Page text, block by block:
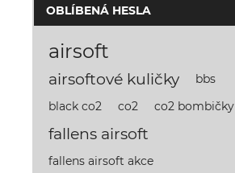
OBLÍBENÁ HESLA
airsoft
airsoftové kuličky bbs
black co2 co2 co2 bombičky
fallens airsoft
fallens airsoft akce